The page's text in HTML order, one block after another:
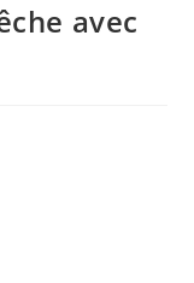
avec